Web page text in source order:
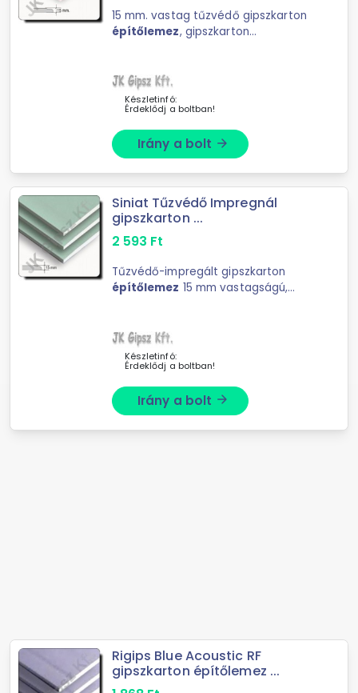
15 mm. vastag tűzvédő gipszkarton
építőlemez, gipszkarton
Készletinfó:
Érdeklődj a boltban!
Irány a bolt arrow_forward
Siniat Tűzvédő Impregnál
gipszkarton ...
2 593 Ft
Tűzvédő-impregált gipszkarton
építőlemez 15 mm vastagságú,
Készletinfó:
Érdeklődj a boltban!
Irány a bolt arrow_forward
Rigips Blue Acoustic RF
gipszkarton építőlemez ...